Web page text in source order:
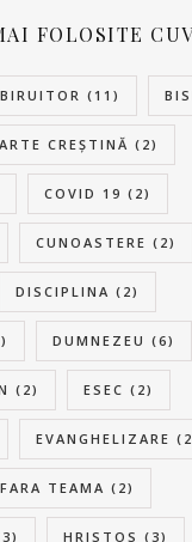
FOLOSITE
BIRUITOR (11)
CREȘTINĂ (2)
COVID 19 (2)
CUNOASTERE (2)
DISCIPLINA (2)
DUMNEZEU (6)
(2) ESEC (2)
EVANGHELIZARE
FARA TEAMA (2)
HRISTOS (3)